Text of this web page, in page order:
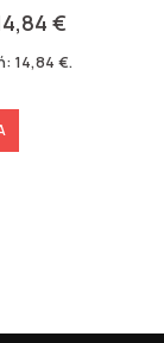
€
14,84€.